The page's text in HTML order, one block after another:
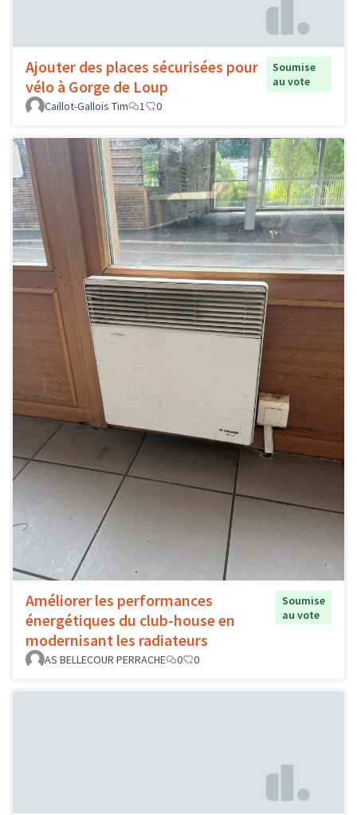
Ajouter des places sécurisées pour
vélo à Gorge de Loup
Soumise
au vote
Caillot-Gallois Tim
1 0
Améliorer les performances
énergétiques du club-house en
modernisant les radiateurs
Soumise
au vote
AS BELLECOUR PERRACHE 0 0